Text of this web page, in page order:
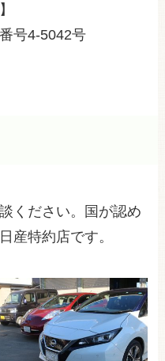
号4-5042号
ください。国が認め
産特約店です。